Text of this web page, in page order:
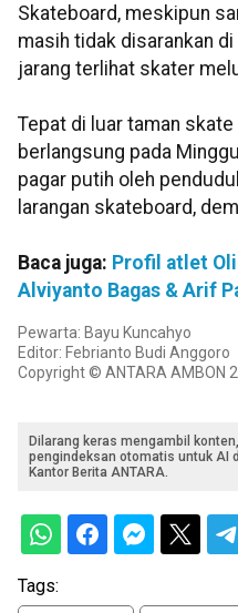
Skateboard, meskipun
masih tidak disarankan
jarang terlihat skater
Tepat di luar taman
berlangsung pada
pagar putih oleh
larangan skateboard,
Baca juga: Profil atlet
Alviyanto Bagas & Arif
Pewarta: Bayu Kuncahyo
Editor: Febrianto Budi Anggoro
Copyright © ANTARA AMBON
Dilarang keras mengambil
pengindeksan otomatis untuk AI
Kantor Berita ANTARA.
Tags: